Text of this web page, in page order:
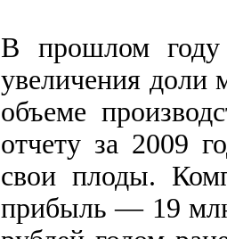
В прошлом году
увеличения доли
объеме
отчету за 2009
свои плоды.
прибыль — 19